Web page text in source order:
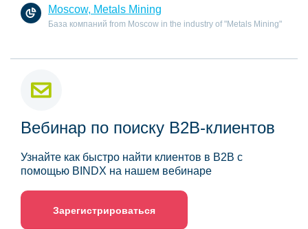
Moscow, Metals Mining
База компаний from Moscow in the industry of "Metals Mining"
Вебинар по поиску B2B-клиентов
Узнайте как быстро найти клиентов в B2B с
помощью BINDX на нашем вебинаре
Зарегистрироваться